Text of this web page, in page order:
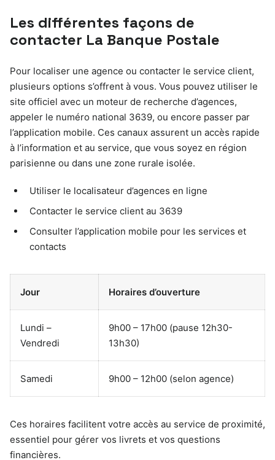
Les différentes façons de
contacter La Banque Postale
Pour localiser une agence ou contacter le service client,
plusieurs options s’offrent à vous. Vous pouvez utiliser le
site officiel avec un moteur de recherche d’agences,
appeler le numéro national 3639, ou encore passer par
l’application mobile. Ces canaux assurent un accès rapide
à l’information et au service, que vous soyez en région
parisienne ou dans une zone rurale isolée.
Utiliser le localisateur d’agences en ligne
Contacter le service client au 3639
Consulter l’application mobile pour les services et
contacts
Jour Horaires d’ouverture
Lundi –
Vendredi
9h00 – 17h00 (pause 12h30-
13h30)
Samedi 9h00 – 12h00 (selon agence)
Ces horaires facilitent votre accès au service de proximité,
essentiel pour gérer vos livrets et vos questions
financières.